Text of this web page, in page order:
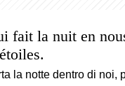
fait la nuit en
la notte dentro di noi,